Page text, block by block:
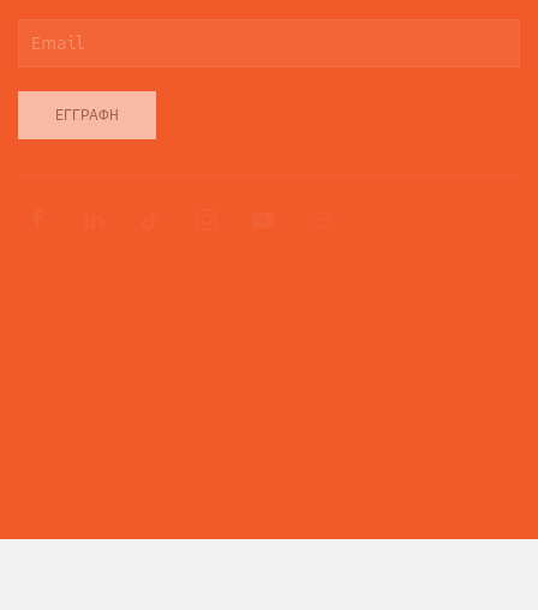
ΕΓΓΡΑΦΉ